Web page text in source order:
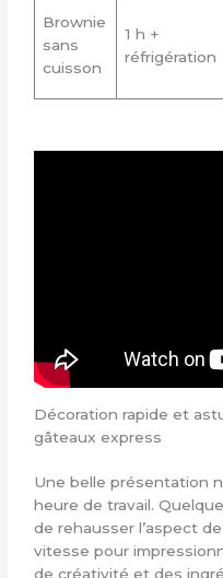
Brownie
sans
cuisson
1 h +
réfrigération
Décoration rapide et
gâteaux express
Une belle présentation
heure de travail.
de rehausser l’aspect
vitesse pour
de créativité et des